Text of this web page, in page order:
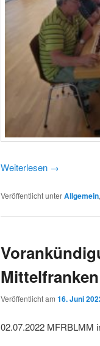
Weiterlesen →
Veröffentlicht unterAllgemein,
Veröffentlicht am 16. Juni
02.07.2022 MFRBLMM